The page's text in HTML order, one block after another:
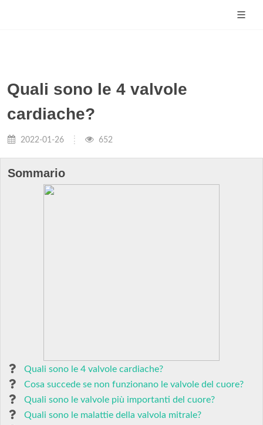
Quali sono le 4 valvole
cardiache?
2022-01-26 652
Sommario
Quali sono le 4 valvole cardiache?
Cosa succede se non funzionano le valvole del cuore?
Quali sono le valvole più importanti del cuore?
Quali sono le malattie della valvola mitrale?